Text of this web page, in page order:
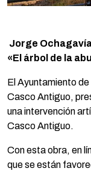
Jorge
«El árbol de la
El Ayuntamiento
Casco Antiguo,
una intervención
Casco Antiguo.
Con esta obra, en
que se están